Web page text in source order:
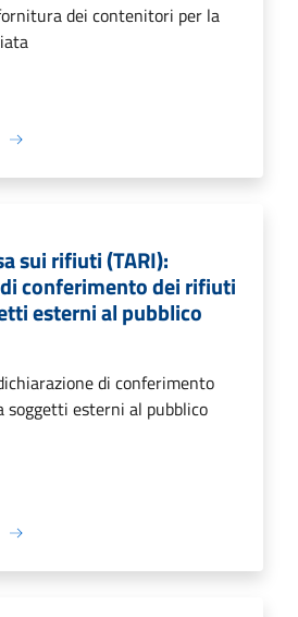
dei contenitori per la
sui rifiuti (TARI):
conferimento dei rifiuti
esterni al pubblico
di conferimento
esterni al pubblico